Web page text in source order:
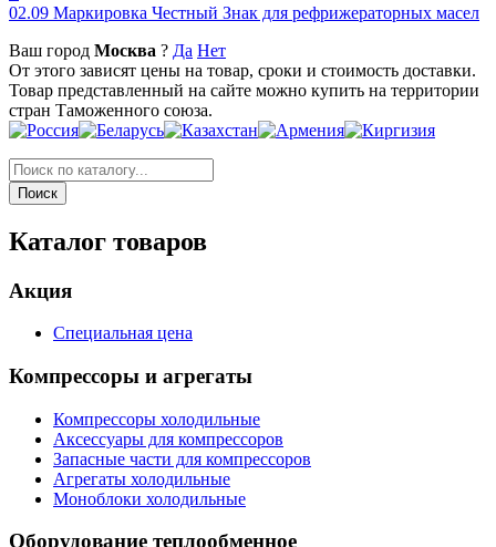
02.09 Маркировка Честный Знак для рефрижераторных масел
Ваш город Москва ? Да Нет
От этого зависят цены на товар, сроки и стоимость доставки.
Товар представленный на сайте можно купить на территории
стран Таможенного союза.
Каталог товаров
Акция
Специальная цена
Компрессоры и агрегаты
Компрессоры холодильные
Аксессуары для компрессоров
Запасные части для компрессоров
Агрегаты холодильные
Моноблоки холодильные
Оборудование теплообменное